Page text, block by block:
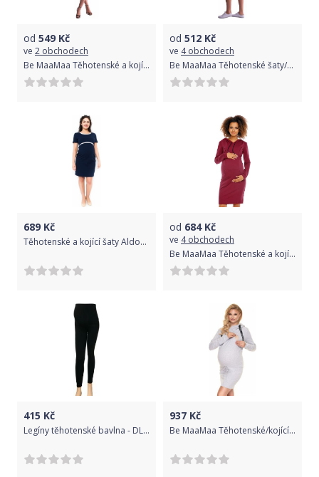
od 549 Kč
ve 2 obchodech
Be MaaMaa Těhotenské a kojící šaty - sv. modré
od 512 Kč
ve 4 obchodech
Be MaaMaa Těhotenské šaty/sukně s láclem - modré
689 Kč
Těhotenské a kojící šaty Aldona, Velikosti těh. moda XL (42)
od 684Kč
ve 4 obchodech
Be MaaMaa Těhotenské a kojící šaty s kapucí, dl. rukáv - bordo, vel. M
415 Kč
Legíny těhotenské bavlna - DLOUHÉ černé velikost XXXL
937 Kč
Be MaaMaa Těhotenské/kojící šaty s kapucí, dl. rukáv - šedé, Velikosti těh. moda S/M